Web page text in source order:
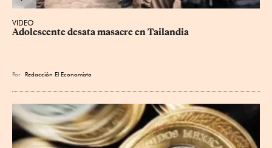
VIDEO
Adolescente desata masacre en Tailandia
Por Redacción El Economista